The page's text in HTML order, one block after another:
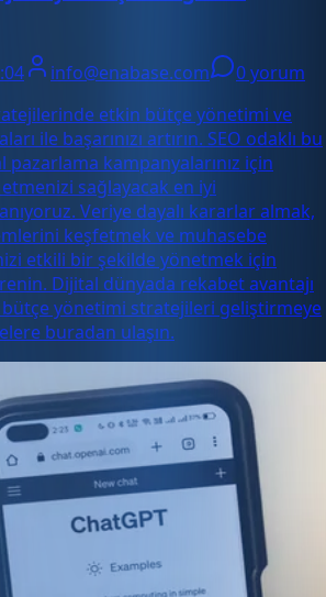
info@enabase.com
0 yorum
etkin bütçe yönetimi ve
ile başarınızı artırın. SEO odaklı bu
pazarlama kampanyalarınız için
sağlayacak en iyi
Veriye dayalı kararlar almak,
keşfetmek ve muhasebe
etkili bir şekilde yönetmek için
Dijital dünyada rekabet avantajı
yönetimi stratejileri geliştirmeye
buradan ulaşın.